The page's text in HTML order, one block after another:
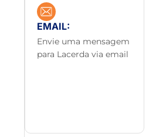
EMAIL:
Envie uma mensagem
para Lacerda via email